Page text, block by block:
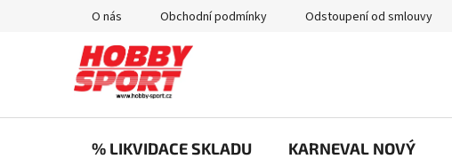
O nás Obchodní podmínky Odstoupení od smlouvy
% LIKVIDACE SKLADU KARNEVAL NOVÝ